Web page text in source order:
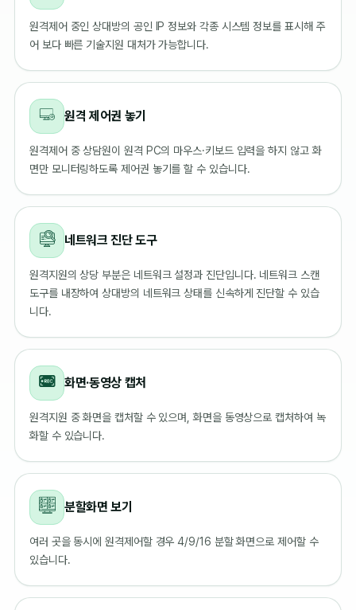
원격제어 중인 상대방의 공인 IP 정보와 각종 시스템 정보를 표시해 주
어 보다 빠른 기술지원 대처가 가능합니다.
원격 제어권 놓기
원격제어 중 상담원이 원격 PC의 마우스·키보드 입력을 하지 않고 화
면만 모니터링하도록 제어권 놓기를 할 수 있습니다.
네트워크 진단 도구
원격지원의 상당 부분은 네트워크 설정과 진단입니다. 네트워크 스캔
도구를 내장하여 상대방의 네트워크 상태를 신속하게 진단할 수 있습
니다.
화면·동영상 캡처
원격지원 중 화면을 캡처할 수 있으며, 화면을 동영상으로 캡처하여 녹
화할 수 있습니다.
분할화면 보기
여러 곳을 동시에 원격제어할 경우 4/9/16 분할 화면으로 제어할 수
있습니다.